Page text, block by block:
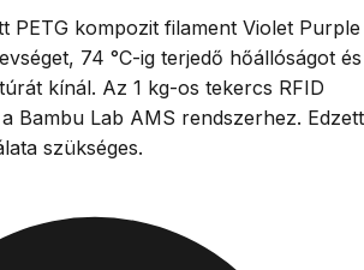
PETG kompozit filament Violet Purple
74 °C-ig terjedő hőállóságot és
kínál. Az 1 kg-os tekercs RFID
Bambu Lab AMS rendszerhez. Edzett
szükséges.